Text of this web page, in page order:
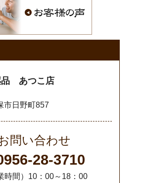
品 あつこ店
市日野町857
問い合わせ
28-3710
時間）10：00～18：00